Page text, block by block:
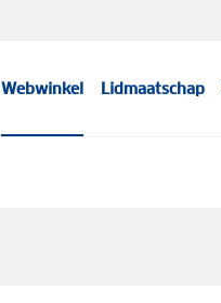
Webwinkel Lidmaatschap